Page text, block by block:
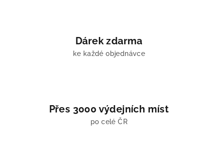
Dárek zdarma
ke každé objednávce
Přes 3000 výdejních míst
po celé ČR